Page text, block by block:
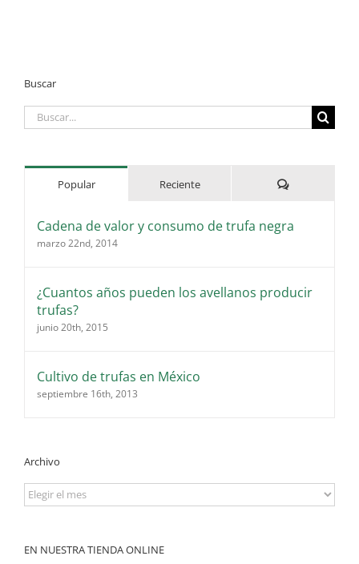
Buscar
Buscar:
Popular Reciente Comentarios
Cadena de valor y consumo de trufa negra
marzo 22nd, 2014
¿Cuantos años pueden los avellanos producir
trufas?
junio 20th, 2015
Cultivo de trufas en México
septiembre 16th, 2013
Archivo
Archivo
EN NUESTRA TIENDA ONLINE